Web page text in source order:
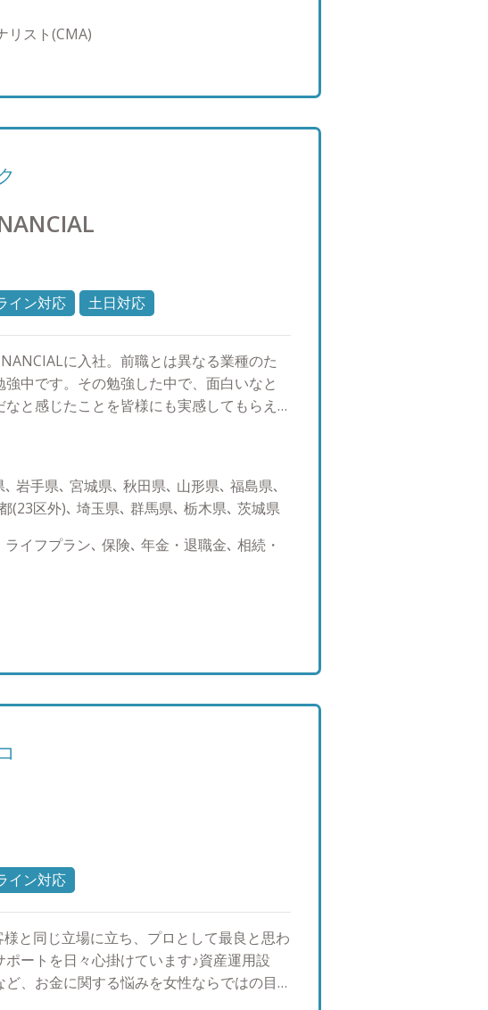
ルゲインを目指すポートフォリオを構築
への取り組み】 とりわけ債券投資の情報は
客様に情報提供を行っています。 【投資
教えていた経験を通じて、富裕層のお客
実施させていただいております。 【大切
っていること」をお伝えすることです。
ことはありませんし、わからない事は正
社の商品が良いと思えば良いと申し上げ
す。それがお客様からの信頼に繋がると
】 個別株ですと値動きに一喜一憂したり
お金はETFや他のファンドなどに積み立て
成】 妻と10歳、8歳の2人の子供がいま
味で、最近は沖縄に行きました。マイル集
リスト(CMA)
イン対応 土日対応
に入社。前職とは異なる業種のた
中です。その勉強した中で、面白いなと
と感じたことを皆様にも実感してもらえ
不安を先延ばしにしてしまっている ・貯
られない ・将来必要になるかもしれない
管理に苦手意識がある ・そもそも何を相
ャンプ（一年を通してキャンプに行ってお
プ話を交えてお話ししませんか）
岩手県､ 宮城県､ 秋田県､ 山形県､ 福島県､
(23区外)､ 埼玉県､ 群馬県､ 栃木県､ 茨城県
イフプラン､ 保険､ 年金・退職金､ 相続・
イン対応
と同じ立場に立ち、プロとして最良と思わ
ートを日々心掛けています♪資産運用設
、お金に関する悩みを女性ならではの目